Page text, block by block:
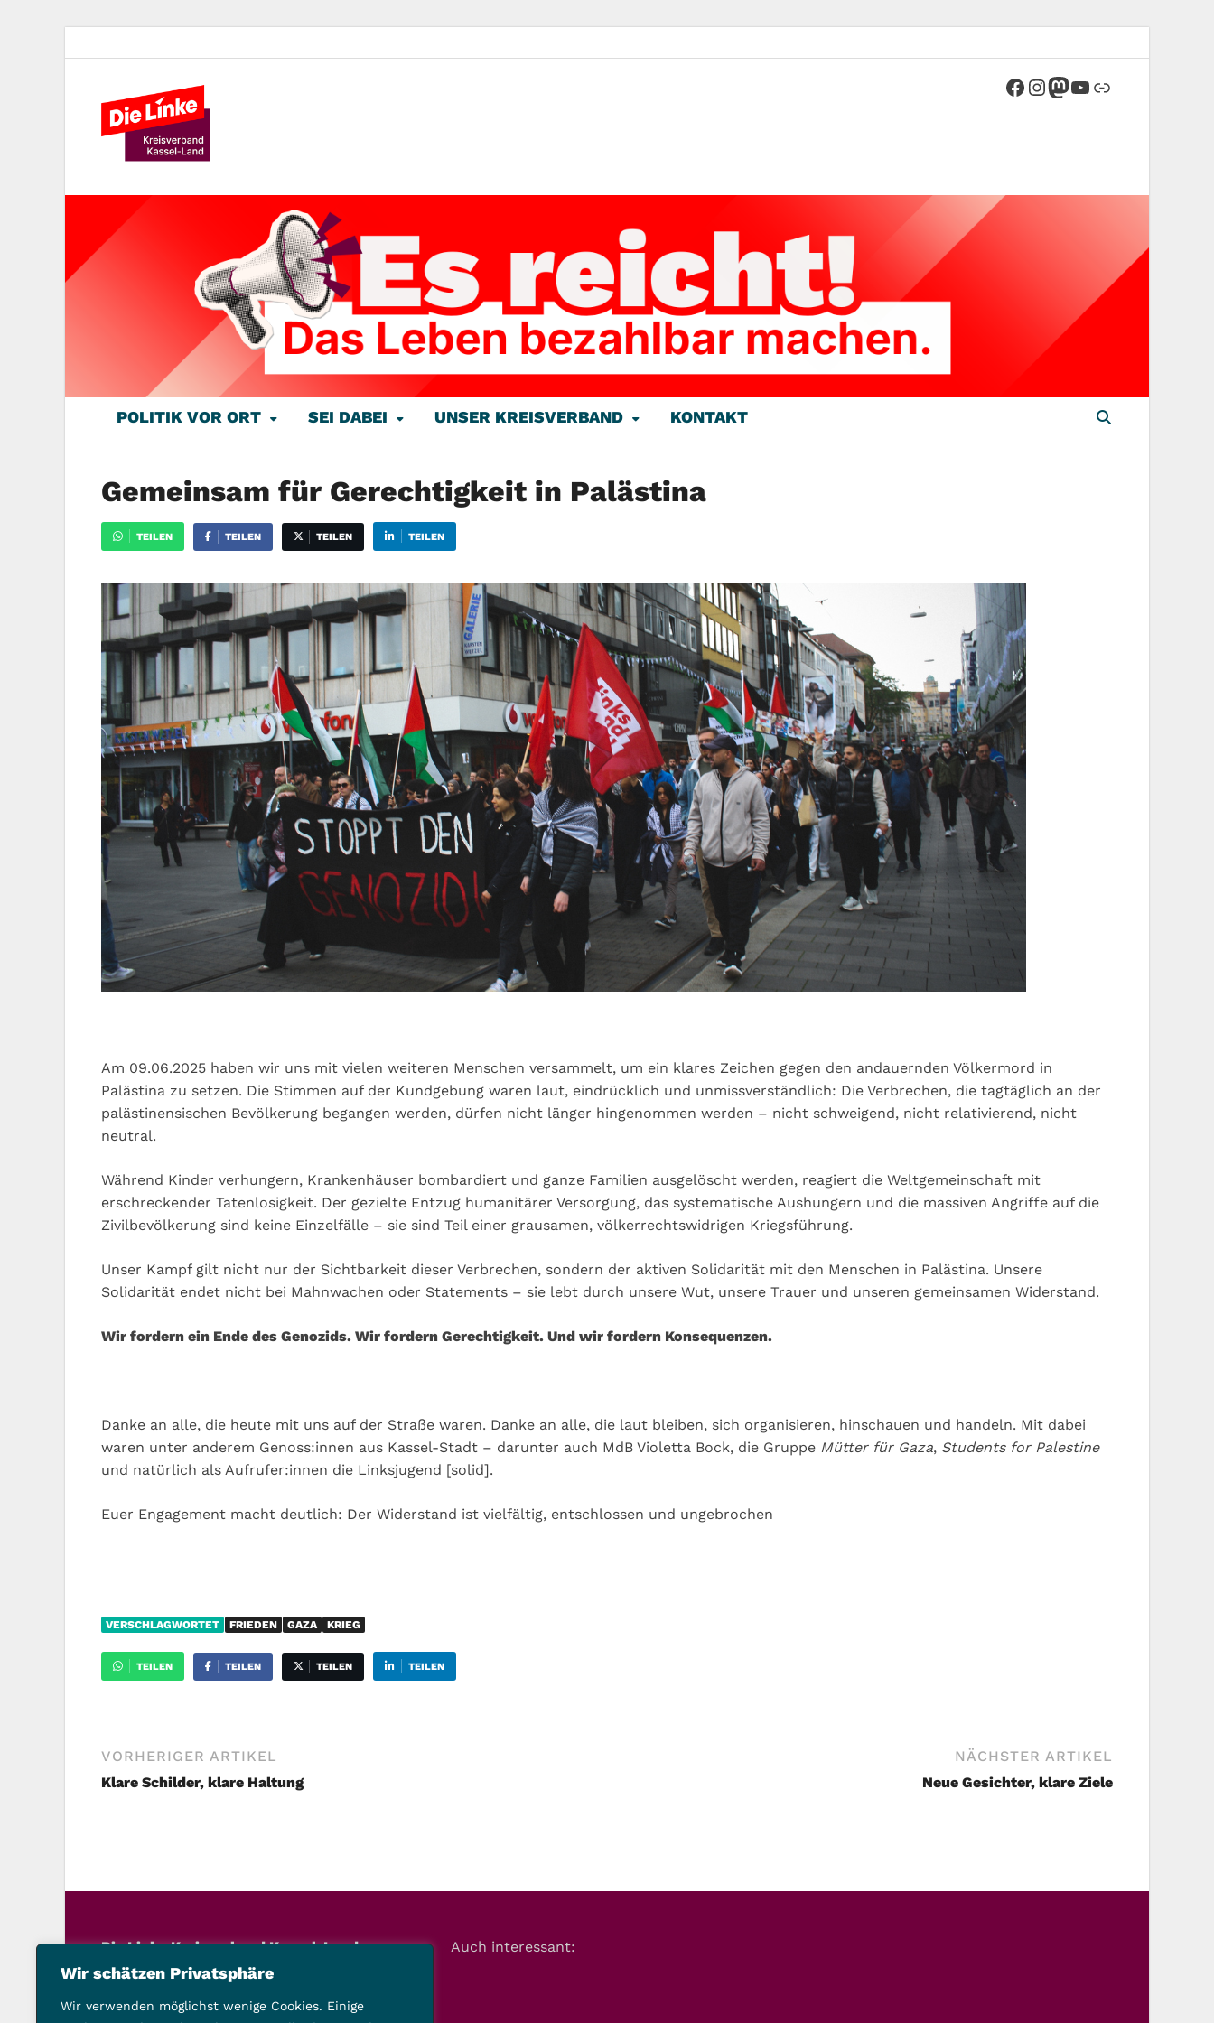
Wir schätzen Privatsphäre
Wir verwenden möglichst wenige Cookies. Einige
POLITIK VOR ORT SEI DABEI UNSER KREISVERBAND KONTAKT
Gemeinsam für Gerechtigkeit in Palästina
TEILEN TEILEN TEILEN TEILEN
Am 09.06.2025 haben wir uns mit vielen weiteren Menschen versammelt, um ein klares Zeichen gegen den andauernden Völkermord in
Palästina zu setzen. Die Stimmen auf der Kundgebung waren laut, eindrücklich und unmissverständlich: Die Verbrechen, die tagtäglich an der
palästinensischen Bevölkerung begangen werden, dürfen nicht länger hingenommen werden – nicht schweigend, nicht relativierend, nicht
neutral.
Während Kinder verhungern, Krankenhäuser bombardiert und ganze Familien ausgelöscht werden, reagiert die Weltgemeinschaft mit
erschreckender Tatenlosigkeit. Der gezielte Entzug humanitärer Versorgung, das systematische Aushungern und die massiven Angriffe auf die
Zivilbevölkerung sind keine Einzelfälle – sie sind Teil einer grausamen, völkerrechtswidrigen Kriegsführung.
Unser Kampf gilt nicht nur der Sichtbarkeit dieser Verbrechen, sondern der aktiven Solidarität mit den Menschen in Palästina. Unsere
Solidarität endet nicht bei Mahnwachen oder Statements – sie lebt durch unsere Wut, unsere Trauer und unseren gemeinsamen Widerstand.
Wir fordern ein Ende des Genozids. Wir fordern Gerechtigkeit. Und wir fordern Konsequenzen.
Danke an alle, die heute mit uns auf der Straße waren. Danke an alle, die laut bleiben, sich organisieren, hinschauen und handeln. Mit dabei
waren unter anderem Genoss:innen aus Kassel-Stadt – darunter auch MdB Violetta Bock, die Gruppe Mütter für Gaza, Students for Palestine
und natürlich als Aufrufer:innen die Linksjugend [solid].
Euer Engagement macht deutlich: Der Widerstand ist vielfältig, entschlossen und ungebrochen
VERSCHLAGWORTET FRIEDEN GAZA KRIEG
TEILEN TEILEN TEILEN TEILEN
VORHERIGER ARTIKEL
Klare Schilder, klare Haltung
NÄCHSTER ARTIKEL
Neue Gesichter, klare Ziele
Die Linke Kreisverband Kassel-Land
Schillerstraße 21, 34117 Kassel
vorstand@die-linke-landkreis-kassel.de
Auch interessant: